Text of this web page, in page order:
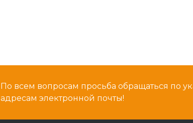
По всем вопросам просьба обращаться по
адресам электронной почты!